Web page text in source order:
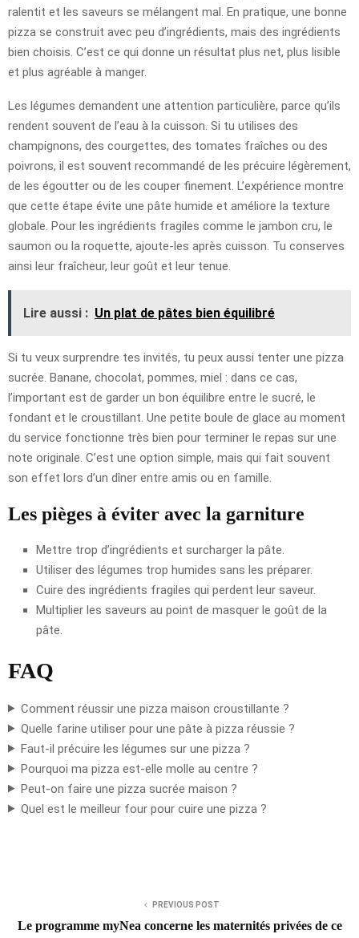
ralentit et les saveurs se mélangent mal. En pratique, une bonne
pizza se construit avec peu d’ingrédients, mais des ingrédients
bien choisis. C’est ce qui donne un résultat plus net, plus lisible
et plus agréable à manger.
Les légumes demandent une attention particulière, parce qu’ils
rendent souvent de l’eau à la cuisson. Si tu utilises des
champignons, des courgettes, des tomates fraîches ou des
poivrons, il est souvent recommandé de les précuire légèrement,
de les égoutter ou de les couper finement. L’expérience montre
que cette étape évite une pâte humide et améliore la texture
globale. Pour les ingrédients fragiles comme le jambon cru, le
saumon ou la roquette, ajoute-les après cuisson. Tu conserves
ainsi leur fraîcheur, leur goût et leur tenue.
Lire aussi : Un plat de pâtes bien équilibré
Si tu veux surprendre tes invités, tu peux aussi tenter une pizza
sucrée. Banane, chocolat, pommes, miel : dans ce cas,
l’important est de garder un bon équilibre entre le sucré, le
fondant et le croustillant. Une petite boule de glace au moment
du service fonctionne très bien pour terminer le repas sur une
note originale. C’est une option simple, mais qui fait souvent
son effet lors d’un dîner entre amis ou en famille.
Les pièges à éviter avec la garniture
Mettre trop d’ingrédients et surcharger la pâte.
Utiliser des légumes trop humides sans les préparer.
Cuire des ingrédients fragiles qui perdent leur saveur.
Multiplier les saveurs au point de masquer le goût de la
pâte.
FAQ
Comment réussir une pizza maison croustillante ?
Quelle farine utiliser pour une pâte à pizza réussie ?
Faut-il précuire les légumes sur une pizza ?
Pourquoi ma pizza est-elle molle au centre ?
Peut-on faire une pizza sucrée maison ?
Quel est le meilleur four pour cuire une pizza ?
PREVIOUS POST
Le programme myNea concerne les maternités privées de ce